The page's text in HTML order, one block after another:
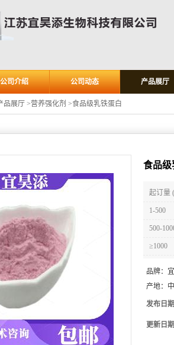
公司介绍 公司动态 产品展厅
品展厅 >营养强化剂 >食品级乳铁蛋白
食品级
起订量
1-500
500-
≥1000
品牌：
产地：
发布日
更新日